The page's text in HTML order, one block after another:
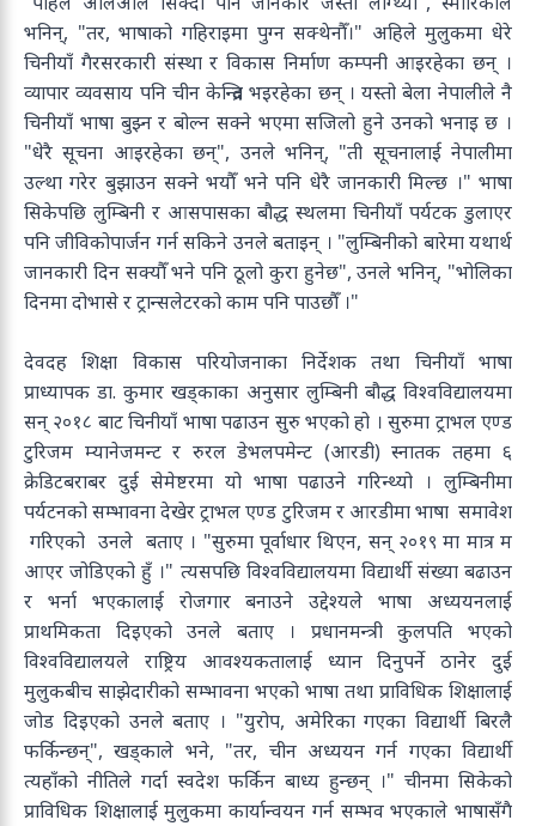
भनिन्, "तर, भाषाको गहिराइमा पुग्न सक्थेनौँ।" अहिले मुलुकमा धेरे
चिनीयाँ गैरसरकारी संस्था र विकास निर्माण कम्पनी आइरहेका छन् ।
व्यापार व्यवसाय पनि चीन केन्द्रित भइरहेका छन् । यस्तो बेला नेपालीले नै
चिनीयाँ भाषा बुझ्न र बोल्न सक्ने भएमा सजिलो हुने उनको भनाइ छ ।
"धेरै सूचना आइरहेका छन्", उनले भनिन्, "ती सूचनालाई नेपालीमा
उल्था गरेर बुझाउन सक्ने भयौँ भने पनि धेरै जानकारी मिल्छ ।" भाषा
सिकेपछि लुम्बिनी र आसपासका बौद्ध स्थलमा चिनीयाँ पर्यटक डुलाएर
पनि जीविकोपार्जन गर्न सकिने उनले बताइन् । "लुम्बिनीको बारेमा यथार्थ
जानकारी दिन सक्यौँ भने पनि ठूलो कुरा हुनेछ", उनले भनिन्, "भोलिका
दिनमा दोभासे र ट्रान्सलेटरको काम पनि पाउछौँ ।"
देवदह शिक्षा विकास परियोजनाका निर्देशक तथा चिनीयाँ भाषा
प्राध्यापक डा. कुमार खड्काका अनुसार लुम्बिनी बौद्ध विश्वविद्यालयमा
सन् २०१८ बाट चिनीयाँ भाषा पढाउन सुरु भएको हो । सुरुमा ट्राभल एण्ड
टुरिजम म्यानेजमन्ट र रुरल डेभलपमेन्ट (आरडी) स्नातक तहमा ६
क्रेडिटबराबर दुई सेमेष्टरमा यो भाषा पढाउने गरिन्थ्यो । लुम्बिनीमा
पर्यटनको सम्भावना देखेर ट्राभल एण्ड टुरिजम र आरडीमा भाषा समावेश
गरिएको उनले बताए । "सुरुमा पूर्वाधार थिएन, सन् २०१९ मा मात्र म
आएर जोडिएको हुँ ।" त्यसपछि विश्वविद्यालयमा विद्यार्थी संख्या बढाउन
र भर्ना भएकालाई रोजगार बनाउने उद्देश्यले भाषा अध्ययनलाई
प्राथमिकता दिइएको उनले बताए । प्रधानमन्त्री कुलपति भएको
विश्वविद्यालयले राष्ट्रिय आवश्यकतालाई ध्यान दिनुपर्ने ठानेर दुई
मुलुकबीच साझेदारीको सम्भावना भएको भाषा तथा प्राविधिक शिक्षालाई
जोड दिइएको उनले बताए । "युरोप, अमेरिका गएका विद्यार्थी बिरलै
फर्किन्छन्", खड्काले भने, "तर, चीन अध्ययन गर्न गएका विद्यार्थी
त्यहाँको नीतिले गर्दा स्वदेश फर्किन बाध्य हुन्छन् ।" चीनमा सिकेको
प्राविधिक शिक्षालाई मुलुकमा कार्यान्वयन गर्न सम्भव भएकाले भाषासँगै